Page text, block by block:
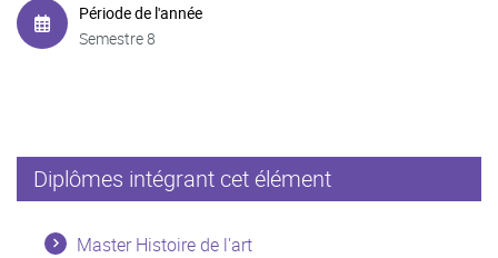
Période de l'année
Semestre 8
Diplômes intégrant cet élément
Master Histoire de l'art